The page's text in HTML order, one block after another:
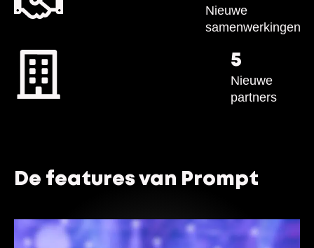
Nieuwe
samenwerkingen
Nieuwe
partners
5
De features van Prompt